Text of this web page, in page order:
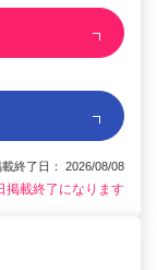
終了日： 2026/08/08
掲載終了になります